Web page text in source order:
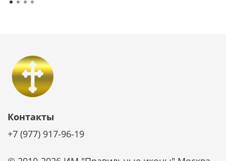
Контакты
+7 (977) 917-96-19